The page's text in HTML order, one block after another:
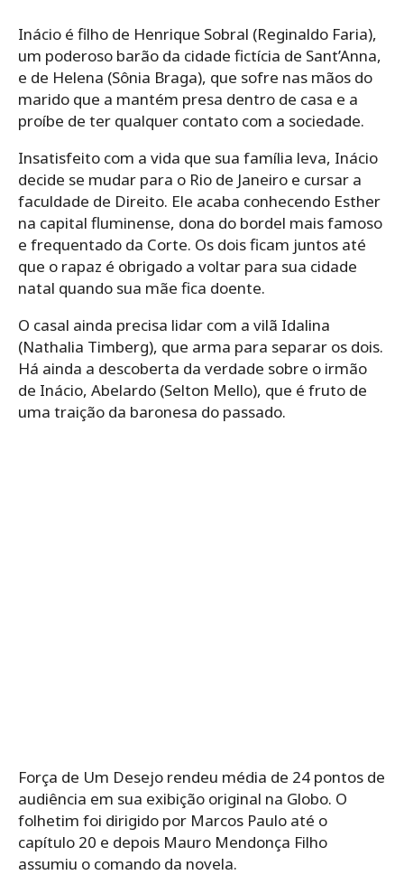
Inácio é filho de Henrique Sobral (Reginaldo Faria),
um poderoso barão da cidade fictícia de Sant’Anna,
e de Helena (Sônia Braga), que sofre nas mãos do
marido que a mantém presa dentro de casa e a
proíbe de ter qualquer contato com a sociedade.
Insatisfeito com a vida que sua família leva, Inácio
decide se mudar para o Rio de Janeiro e cursar a
faculdade de Direito. Ele acaba conhecendo Esther
na capital fluminense, dona do bordel mais famoso
e frequentado da Corte. Os dois ficam juntos até
que o rapaz é obrigado a voltar para sua cidade
natal quando sua mãe fica doente.
O casal ainda precisa lidar com a vilã Idalina
(Nathalia Timberg), que arma para separar os dois.
Há ainda a descoberta da verdade sobre o irmão
de Inácio, Abelardo (Selton Mello), que é fruto de
uma traição da baronesa do passado.
Força de Um Desejo rendeu média de 24 pontos de
audiência em sua exibição original na Globo. O
folhetim foi dirigido por Marcos Paulo até o
capítulo 20 e depois Mauro Mendonça Filho
assumiu o comando da novela.